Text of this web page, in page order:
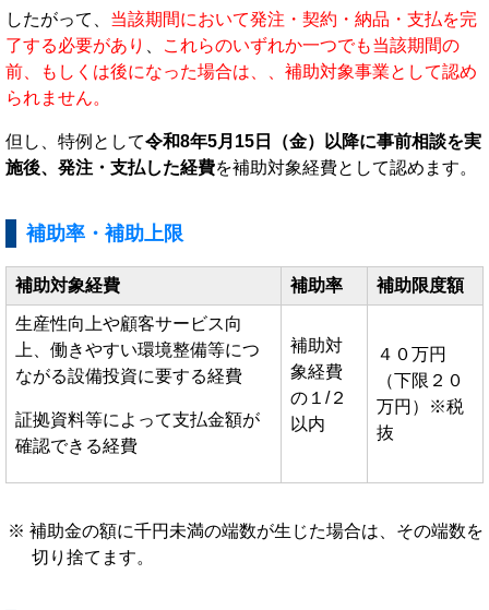
したがって、 当該期間において発注・契約・納品・支払を完
了する必要があり
これらのいずれか一つでも当該期間の
前、もしくは後になった場合は、、補助対象事業として認め
られません。
但し、特例として令和8年5月15日（金）以降に事前相談を実
施後、発注・支払した経費を補助対象経費として認めます。
補助率・補助上限
補助対象経費 補助率 補助限度額
生産性向上や顧客サービス向
上、働きやすい環境整備等につ
ながる設備投資に要する経費
証拠資料等によって支払金額が
確認できる経費
補助対
象経費
の１/２
以内
４０万円
（下限２０
万円）※税
抜
補助金の額に千円未満の端数が生じた場合は、その端数を
切り捨てます。